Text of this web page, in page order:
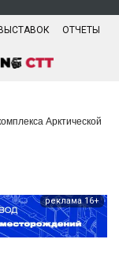
ОТЧЕТЫ
Арктической
реклама 16+